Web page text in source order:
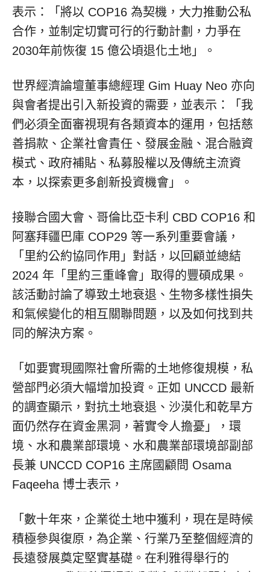
表示：「將以 COP16 為契機，大力推動公私
合作，並制定切實可行的行動計劃，力爭在
2030年前恢復 15 億公頃退化土地」。
世界經濟論壇董事總經理 Gim Huay Neo 亦向
與會者提出引入新投資的需要，並表示：「我
們必須全面審視現有各類資本的運用，包括慈
善捐款、企業社會責任、發展金融、混合融資
模式、政府補貼、私募股權以及傳統主流資
本，以探索更多創新投資機會」。
接聯合國大會、哥倫比亞卡利 CBD COP16 和
阿塞拜疆巴庫 COP29 等一系列重要會議，
「里約公約協同作用」對話，以回顧並總結
2024 年「里約三重峰會」取得的豐碩成果。
該活動討論了導致土地衰退、生物多樣性損失
和氣候變化的相互關聯問題，以及如何找到共
同的解決方案。
「如要實現國際社會所需的土地修復規模，私
營部門必須大幅增加投資。正如 UNCCD 最新
的調查顯示，對抗土地衰退、沙漠化和乾旱方
面仍然存在資金黑洞，著實令人擔憂」，環
境、水和農業部環境、水和農業部環境部副部
長兼 UNCCD COP16 主席國顧問 Osama
Faqeeha 博士表示，
「數十年來，企業從土地中獲利，現在是時候
積極參與復原，為企業、行業乃至整個經濟的
長遠發展奠定堅實基礎。在利雅得舉行的